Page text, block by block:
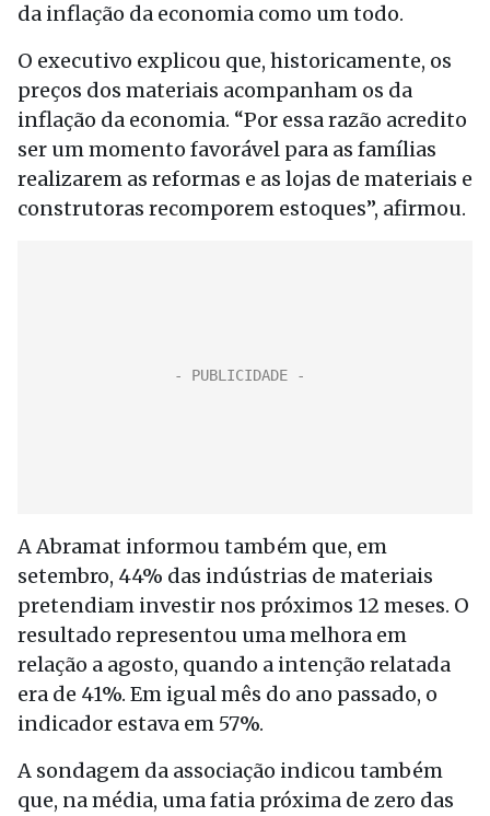
da inflação da economia como um todo.
O executivo explicou que, historicamente, os
preços dos materiais acompanham os da
inflação da economia. “Por essa razão acredito
ser um momento favorável para as famílias
realizarem as reformas e as lojas de materiais e
construtoras recomporem estoques”, afirmou.
A Abramat informou também que, em
setembro, 44% das indústrias de materiais
pretendiam investir nos próximos 12 meses. O
resultado representou uma melhora em
relação a agosto, quando a intenção relatada
era de 41%. Em igual mês do ano passado, o
indicador estava em 57%.
A sondagem da associação indicou também
que, na média, uma fatia próxima de zero das